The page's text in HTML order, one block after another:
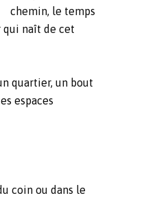
chemin, le temps
qui naît de cet
quartier, un bout
espaces
coin ou dans le